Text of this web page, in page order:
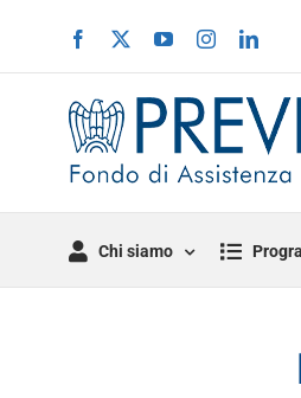
contenuto
Facebook
X YouTubeInstagram
Chi siamo